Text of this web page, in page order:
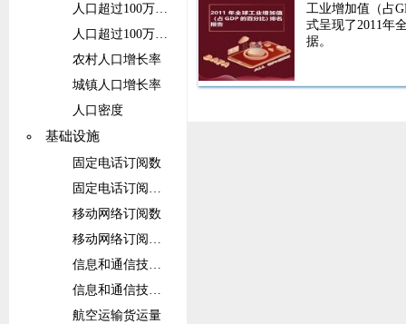
人口超过100万的城市群中的人口
人口超过100万的城市群中的人口占比
农村人口增长率
城镇人口增长率
人口密度
基础设施
固定电话订阅数
固定电话订阅数（每100人）
移动网络订阅数
移动网络订阅数（每100人）
信息和通信技术(ICT)服务出口占比
信息和通信技术(ICT)服务出口
航空运输货运量
工业增加值（占
式呈现了2011年
据。